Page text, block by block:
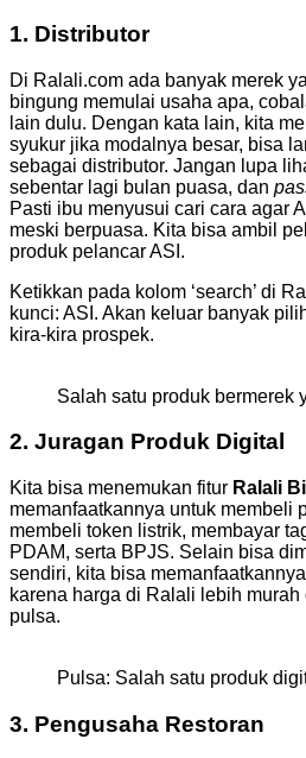
1. Distributor
Di Ralali.com ada banyak merek
bingung memulai usaha apa,
lain dulu. Dengan kata lain, kita
syukur jika modalnya besar, bisa
sebagai distributor. Jangan lupa
sebentar lagi bulan puasa, dan
Pasti ibu menyusui cari cara agar
meski berpuasa. Kita bisa ambil
produk pelancar ASI.
Ketikkan pada kolom ‘search’ di
kunci: ASI. Akan keluar banyak
kira-kira prospek.
Salah satu produk bermerek
2. Juragan Produk Digital
Kita bisa menemukan fitur Ralali
memanfaatkannya untuk membeli
membeli token listrik, membayar
PDAM, serta BPJS. Selain bisa
sendiri, kita bisa
karena harga di Ralali lebih
pulsa.
Pulsa: Salah satu produk
3. Pengusaha Restoran